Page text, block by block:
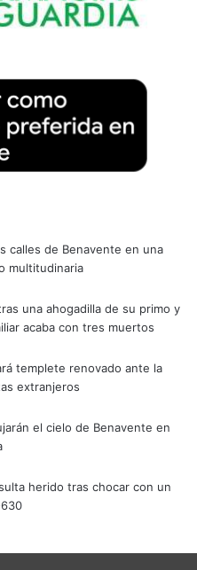
calles de Benavente en una
multitudinaria
una ahogadilla de su primo y
acaba con tres muertos
templete renovado ante la
extranjeros
el cielo de Benavente en
herido tras chocar con un